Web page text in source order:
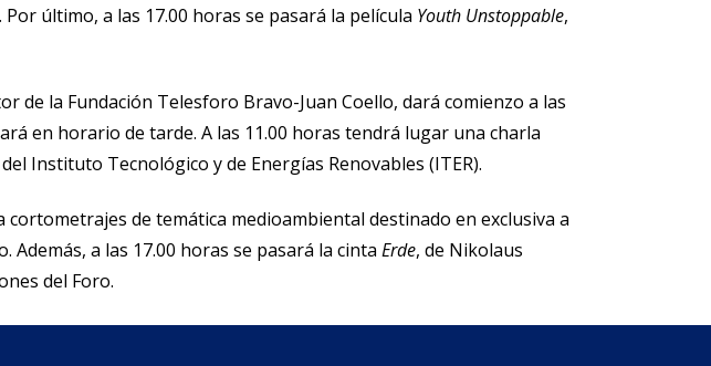
último, a las 17.00 horas se pasará la película Youth Unstoppable,
de la Fundación Telesforo Bravo-Juan Coello, dará comienzo a las
en horario de tarde. A las 11.00 horas tendrá lugar una charla
Instituto Tecnológico y de Energías Renovables (ITER).
cortometrajes de temática medioambiental destinado en exclusiva a
a las 17.00 horas se pasará la cinta Erde, de Nikolaus
del Foro.